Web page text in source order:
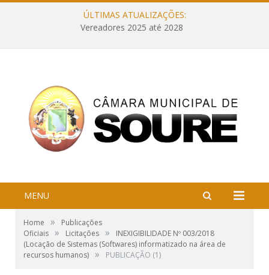
ÚLTIMAS ATUALIZAÇÕES:
Vereadores 2025 até 2028
MENU
Home »
Publicações
Oficiais » Licitações »
INEXIGIBILIDADE Nº 003/2018
(Locação de Sistemas (Softwares) informatizado na área de
recursos humanos) » PUBLICAÇÃO (1)